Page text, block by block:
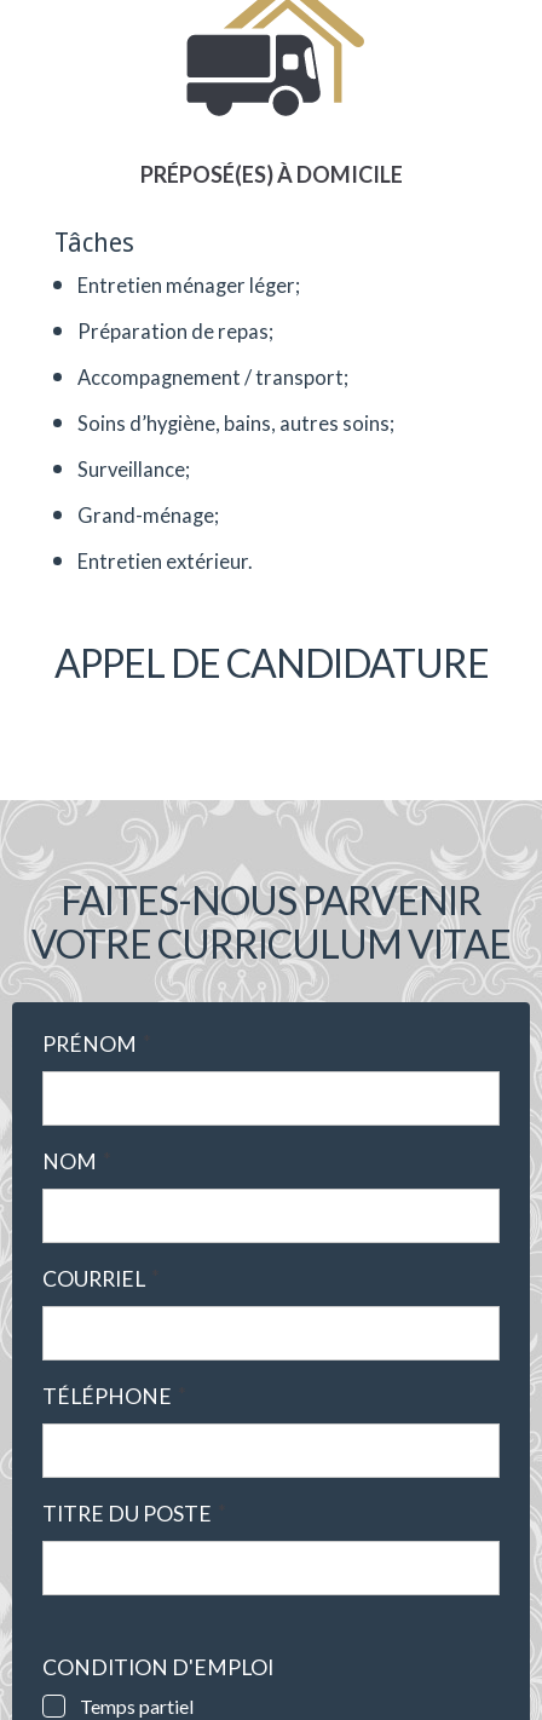
PRÉPOSÉ(ES) À DOMICILE
Tâches
Entretien ménager léger;
Préparation de repas;
Accompagnement / transport;
Soins d’hygiène, bains, autres soins;
Surveillance;
Grand-ménage;
Entretien extérieur.
APPEL DE CANDIDATURE
FAITES-NOUS PARVENIR
VOTRE CURRICULUM VITAE
PRÉNOM
NOM
COURRIEL
TÉLÉPHONE
TITRE DU POSTE
CONDITION D'EMPLOI
Temps partiel